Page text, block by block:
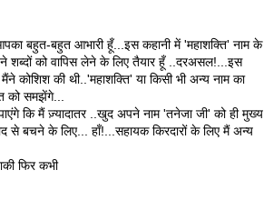
बहुत-बहुत आभारी हूँ...इस कहानी में 'महाशक्ति' नाम के
शब्दों को वापिस लेने के लिए तैयार हूँ ..दरअसल!...इस
कोशिश की थी..'महाशक्ति' या किसी भी अन्य नाम का
को समझेंगे...
कि मैं ज़्यादातर ..खुद अपने नाम 'तनेजा जी' को ही मुख्य
से बचने के लिए... हाँ!...सहायक किरदारों के लिए मैं अन्य
फिर कभी